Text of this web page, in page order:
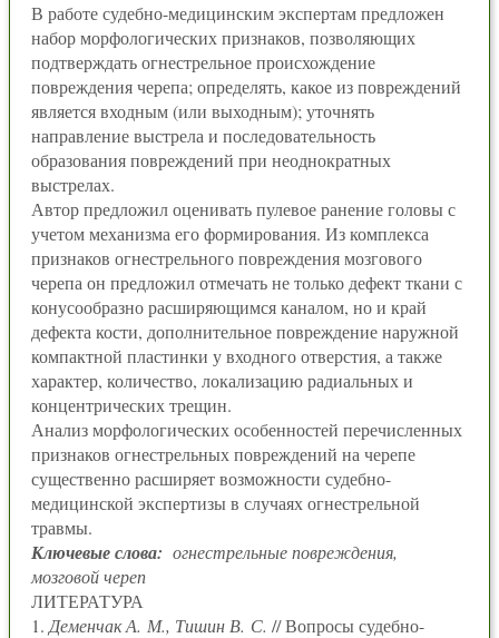
В работе судебно-медицинским экспертам предложен
набор морфологических признаков, позволяющих
подтверждать огнестрельное происхождение
повреждения черепа; определять, какое из повреждений
является входным (или выходным); уточнять
направление выстрела и последовательность
образования повреждений при неоднократных
выстрелах.
Автор предложил оценивать пулевое ранение головы с
учетом механизма его формирования. Из комплекса
признаков огнестрельного повреждения мозгового
черепа он предложил отмечать не только дефект ткани с
конусообразно расширяющимся каналом, но и край
дефекта кости, дополнительное повреждение наружной
компактной пластинки у входного отверстия, а также
характер, количество, локализацию радиальных и
концентрических трещин.
Анализ морфологических особенностей перечисленных
признаков огнестрельных повреждений на черепе
существенно расширяет возможности судебно-
медицинской экспертизы в случаях огнестрельной
травмы.
Ключевые слова: огнестрельные повреждения,
мозговой череп
ЛИТЕРАТУРА
1. Деменчак А. М., Тишин В. С. // Вопросы судебно-